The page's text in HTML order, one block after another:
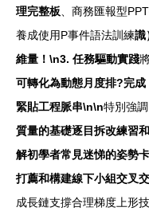
理完整板 、商務匯報型
養成使用P事件語法訓練識
維量！\n3. 任務驅動實踐
可轉化為動態月度排?完
緊貼工程脈串\n\n特別強
質量的基礎逐目拆改練習
解初學者常見迷悌的姿勢
打薦和構建線下小組交叉
成長鏈支撐合理梯度上形技